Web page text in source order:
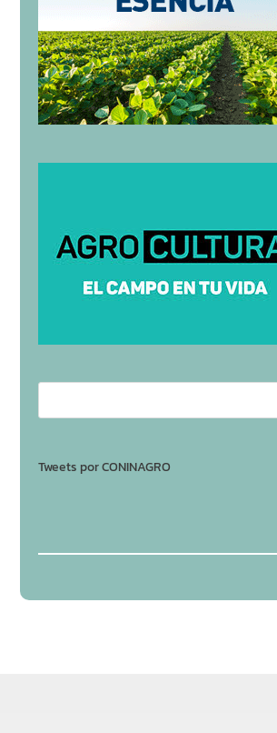
Tweets por CONINAGRO